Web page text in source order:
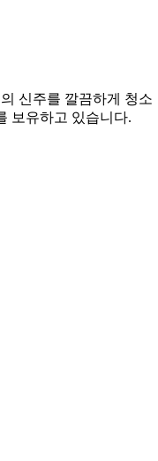
신주를 깔끔하게 청소
보유하고 있습니다.